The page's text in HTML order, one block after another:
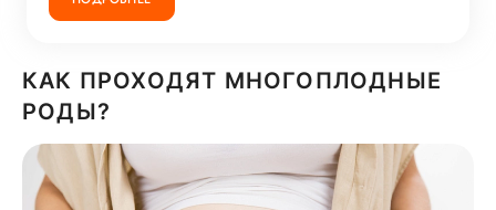
КАК ПРОХОДЯТ МНОГОПЛОДНЫЕ
РОДЫ?